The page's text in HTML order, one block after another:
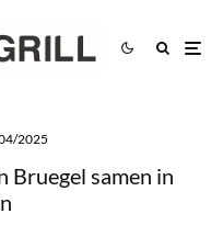
2025
Bruegel samen in